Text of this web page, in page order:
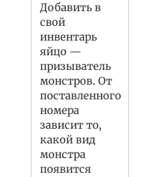
Добавить в
свой
инвентарь
яйцо —
призыватель
монстров. От
поставленного
номера
зависит то,
какой вид
монстра
появится